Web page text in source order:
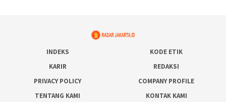
INDEKS
KODE ETIK
KARIR
REDAKSI
PRIVACY POLICY
COMPANY PROFILE
TENTANG KAMI
KONTAK KAMI